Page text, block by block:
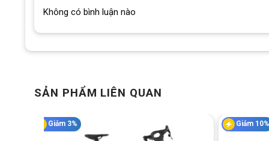
Không có bình luận nào
SẢN PHẨM LIÊN QUAN
Giảm 3% Giảm 10%